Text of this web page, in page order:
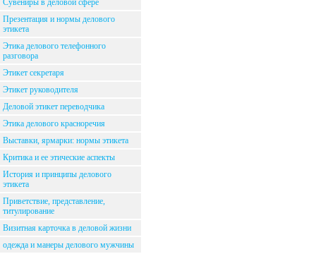
Сувениры в деловой сфере
Презентация и нормы делового
этикета
Этика делового телефонного
разговора
Этикет секретаря
Этикет руководителя
Деловой этикет переводчика
Этика делового красноречия
Выставки, ярмарки: нормы этикета
Критика и ее этические аспекты
История и принципы делового
этикета
Приветствие, представление,
титулирование
Визитная карточка в деловой жизни
одежда и манеры делового мужчины